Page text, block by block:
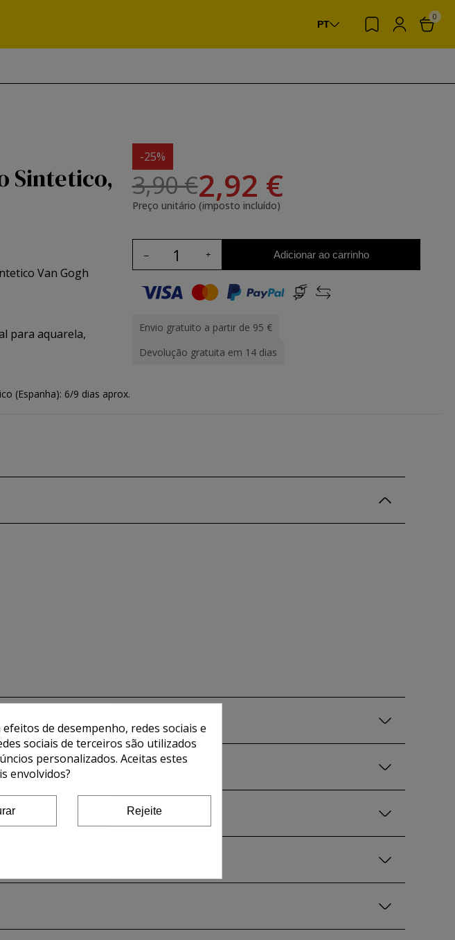
PT
0
Sintetico,
Van Gogh
para aquarela,
-25%
3,90 €2,92 €
Preço unitário (imposto incluído)
Adicionar ao carrinho
Envio gratuito a partir de 95 €
Devolução gratuita em 14 dias
(Espanha): 6/9 dias aprox.
de desempenho, redes sociais e
sociais de terceiros são utilizados
personalizados. Aceitas estes
envolvidos?
Rejeite